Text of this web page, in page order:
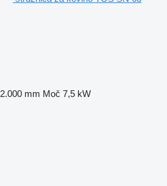
2.000 mm Moč 7,5 kW